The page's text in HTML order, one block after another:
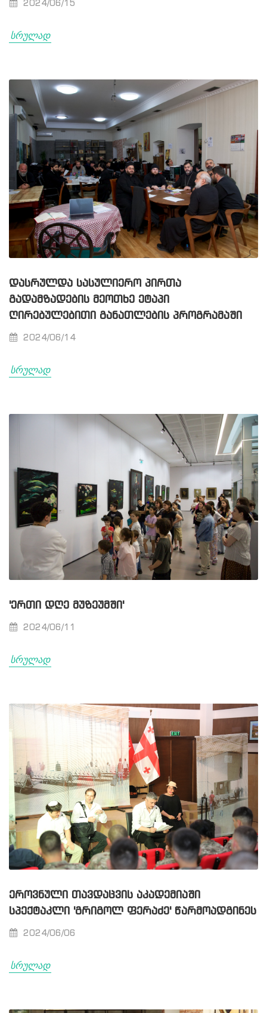
2024/06/15
სრულად
ᲓᲐᲡᲠᲣᲚᲓᲐ ᲡᲐᲡᲣᲚᲘᲔᲠᲝ ᲞᲘᲠᲗᲐ
ᲒᲐᲓᲐᲛᲖᲐᲓᲔᲑᲘᲡ ᲛᲔᲝᲗᲮᲔ ᲔᲢᲐᲞᲘ
ᲦᲘᲠᲔᲑᲣᲚᲔᲑᲘᲗᲘ ᲒᲐᲜᲐᲗᲚᲔᲑᲘᲡ ᲞᲠᲝᲒᲠᲐᲛᲐᲨᲘ
2024/06/14
სრულად
'ᲔᲠᲗᲘ ᲓᲦᲔ ᲛᲣᲖᲔᲣᲛᲨᲘ'
2024/06/11
სრულად
ᲔᲠᲝᲕᲜᲣᲚᲘ ᲗᲐᲕᲓᲐᲪᲕᲘᲡ ᲐᲙᲐᲓᲔᲛᲘᲐᲨᲘ
ᲡᲞᲔᲥᲢᲐᲙᲚᲘ 'ᲒᲠᲘᲒᲝᲚ ᲤᲔᲠᲐᲫᲔ' ᲬᲐᲠᲛᲝᲐᲓᲒᲘᲜᲔᲡ
2024/06/06
სრულად